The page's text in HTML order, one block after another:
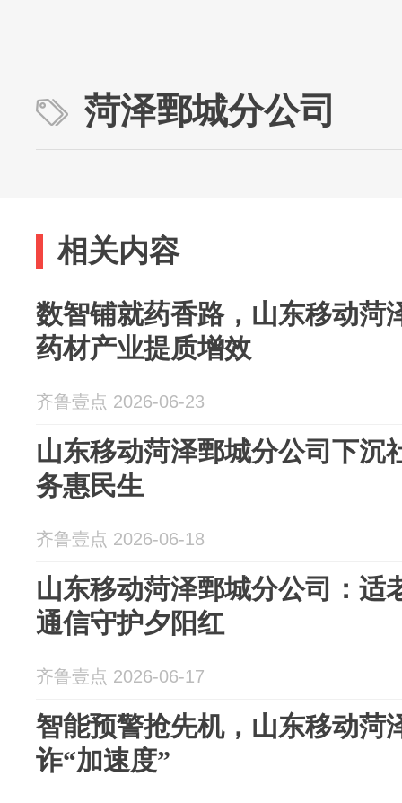
菏泽鄄城分公司
相关内容
数智铺就药香路，山东移动菏
药材产业提质增效
齐鲁壹点 2026-06-23
山东移动菏泽鄄城分公司下沉
务惠民生
齐鲁壹点 2026-06-18
山东移动菏泽鄄城分公司：适
通信守护夕阳红
齐鲁壹点 2026-06-17
智能预警抢先机，山东移动菏
诈“加速度”